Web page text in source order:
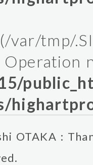
var/tmp/
Operation
OTAKA :